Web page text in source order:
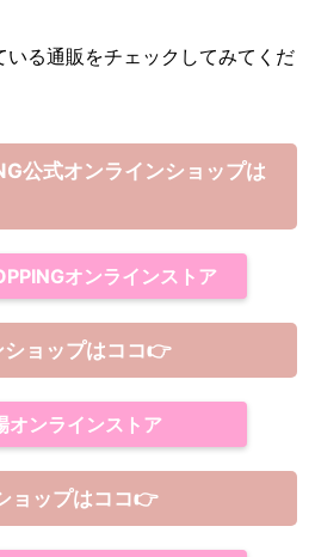
る通販をチェックしてみてくだ
公式オンラインショップは
オンラインストア
ョップはココ👉
オンラインストア
ョップはココ👉